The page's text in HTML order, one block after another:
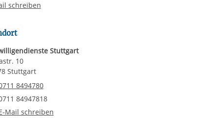
schreiben
Stuttgart
10
Stuttgart
8494780
84947818
Mail an Freiwilligendienste Stuttgart
Mail schreiben